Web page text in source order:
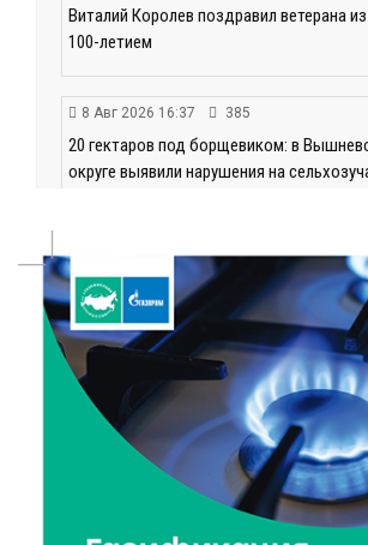
Виталий Королев поздравил ветерана
100-летием
8 Авг 2026 16:37 385
20 гектаров под борщевиком: в
округе выявили нарушения на
Светофор, ЮИДовцы и ГИБДД: в
напомнили о важности дорожной
8 Авг 2026 14:37 361
Педагог детского сада Святой Анны
Кашинской — лауреат всероссийского
299
Тверские экологи сняли на видео